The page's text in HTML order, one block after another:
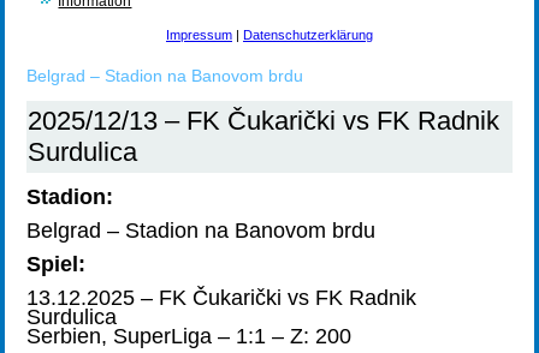
Impressum | Datenschutzerklärung
Belgrad – Stadion na Banovom brdu
2025/12/13 – FK Čukarički vs FK Radnik
Surdulica
Stadion:
Belgrad – Stadion na Banovom brdu
Spiel:
13.12.2025 – FK Čukarički vs FK Radnik
Surdulica
Serbien, SuperLiga – 1:1 – Z: 200